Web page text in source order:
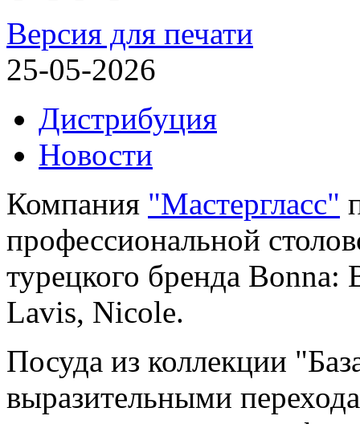
Версия для печати
25-05-2026
Дистрибуция
Новости
Компания "Мастергласс"
профессиональной
турецкого бренда
Lavis, Nicole.
Посуда из коллекции
выразительными